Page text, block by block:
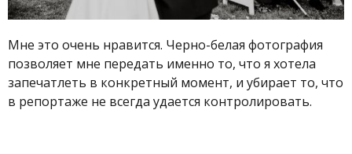
Мне это очень нравится. Черно-белая фотография
позволяет мне передать именно то, что я хотела
запечатлеть в конкретный момент, и убирает то, что
в репортаже не всегда удается контролировать.